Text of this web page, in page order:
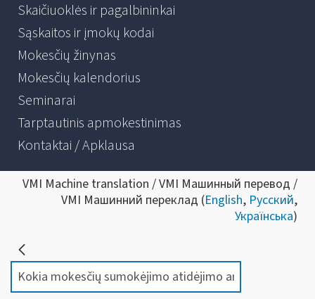
Skaičiuoklės ir pagalbininkai
Sąskaitos ir įmokų kodai
Mokesčių žinynas
Mokesčių kalendorius
Seminarai
Tarptautinis apmokestinimas
Kontaktai / Apklausa
VMI Machine translation / VMI Машинный перевод /
VMI Машинний переклад (English, Русский,
Українська)